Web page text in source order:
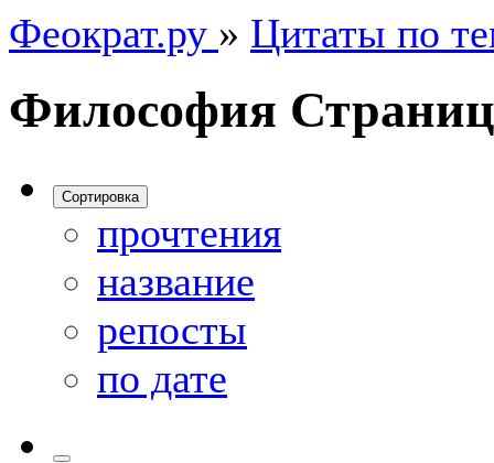
Феократ.ру » Цитаты по
Философия
Сортировка
прочтения
название
репосты
по дате